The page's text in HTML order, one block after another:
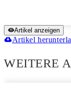
Artikel anzeigen
Artikel
WEITERE